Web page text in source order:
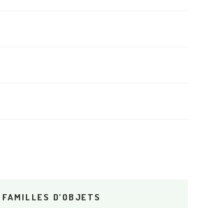
FAMILLES D’OBJETS